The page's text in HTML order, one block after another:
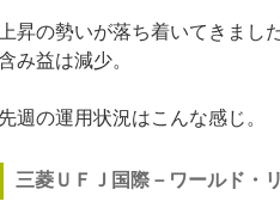
上昇の勢いが落ち着いてきました
み益は減少。
先週の運用状況はこんな感じ。
三菱ＵＦＪ国際－ワールド・